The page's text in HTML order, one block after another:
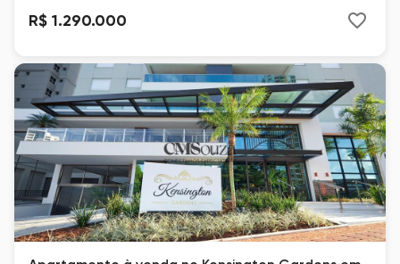
R$ 1.290.000